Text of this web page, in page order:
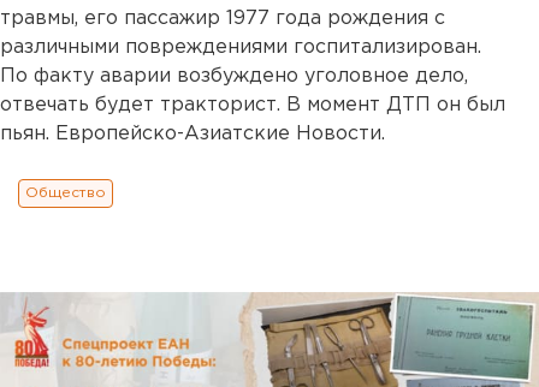
травмы, его пассажир 1977 года рождения с
различными повреждениями госпитализирован.
По факту аварии возбуждено уголовное дело,
отвечать будет тракторист. В момент ДТП он был
пьян. Европейско-Азиатские Новости.
Общество